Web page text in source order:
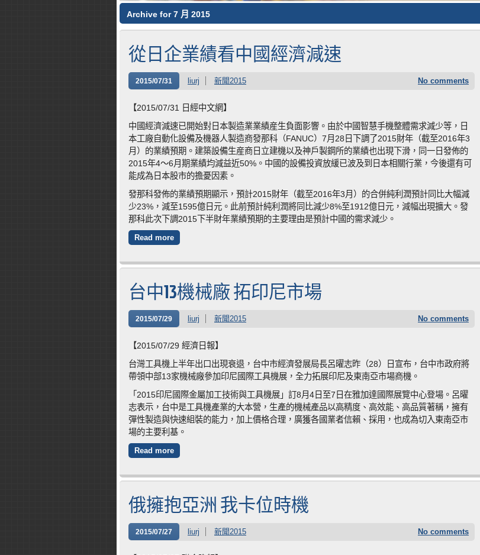
Archive for 7 月 2015
從日企業績看中國經濟減速
2015/07/31 liurj 新聞2015 No comments
【2015/07/31 日經中文網】
中國經濟減速已開始對日本製造業業績産生負面影響。由於中國智慧手機整體需求減少等，日
本工廠自動化設備及機器人製造商發那科（FANUC）7月28日下調了2015財年（截至2016年3
月）的業績預期。建築設備生産商日立建機以及神戶製鋼所的業績也出現下滑，同一日發佈的
2015年4～6月期業績均減益近50%。中國的設備投資放緩已波及到日本相關行業，今後還有可
能成為日本股市的擔憂因素。
發那科發佈的業績預期顯示，預計2015財年（截至2016年3月）的合併純利潤預計同比大幅減
少23%，減至1595億日元。此前預計純利潤將同比減少8%至1912億日元，減幅出現擴大。發
那科此次下調2015下半財年業績預期的主要理由是預計中國的需求減少。
Read more
台中13機械廠 拓印尼市場
2015/07/29 liurj 新聞2015 No comments
【2015/07/29 經濟日報】
台灣工具機上半年出口出現衰退，台中市經濟發展局長呂曜志昨（28）日宣布，台中市政府將
帶領中部13家機械廠參加印尼國際工具機展，全力拓展印尼及東南亞市場商機。
「2015印尼國際金屬加工技術與工具機展」訂8月4日至7日在雅加達國際展覽中心登場。呂曜
志表示，台中是工具機產業的大本營，生產的機械產品以高精度、高效能、高品質著稱，擁有
彈性製造與快速組裝的能力，加上價格合理，廣獲各國業者信賴、採用，也成為切入東南亞市
場的主要利基。
Read more
俄擁抱亞洲 我卡位時機
2015/07/27 liurj 新聞2015 No comments